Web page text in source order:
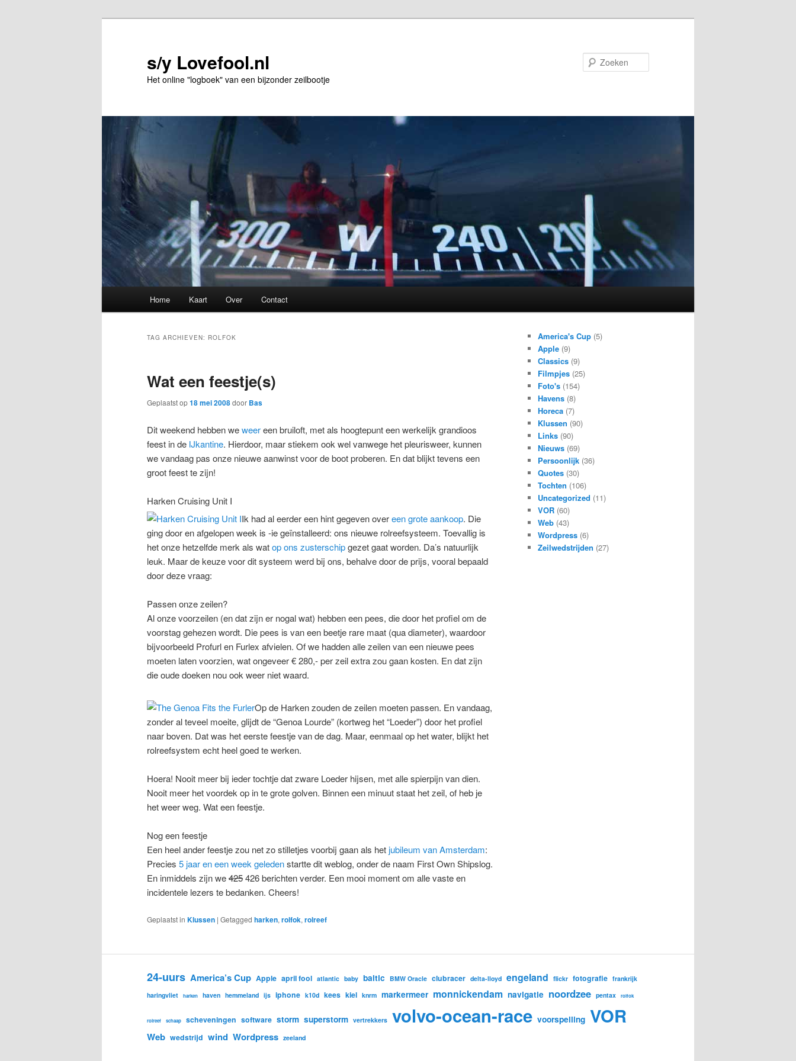
s/y Lovefool.nl
Het online "logboek" van een bijzonder zeilbootje
Home Kaart Over Contact
TAG ARCHIEVEN: ROLFOK
Wat een feestje(s)
Geplaatst op18 mei 2008door Bas
Dit weekend hebben weweereen bruiloft, met als hoogtepunt een werkelijk grandioos
feest in de IJkantine. Hierdoor, maar stiekem ook wel vanwege het pleurisweer, kunnen
we vandaag pas onze nieuwe aanwinst voor de boot proberen. En dat blijkt tevens een
groot feest te zijn!
Harken Cruising Unit I
Ik had al eerder een hint gegeven overeen grote aankoop. Die
ging door en afgelopen week is -ie geïnstalleerd: ons nieuwe rolreefsysteem. Toevallig is
het onze hetzelfde merk als watop ons zusterschipgezet gaat worden. Da’s natuurlijk
leuk. Maar de keuze voor dit systeem werd bij ons, behalve door de prijs, vooral bepaald
door deze vraag:
Passen onze zeilen?
Al onze voorzeilen (en dat zijn er nogal wat) hebben een pees, die door het profiel om de
voorstag gehezen wordt. Die pees is van een beetje rare maat (qua diameter), waardoor
bijvoorbeeld Profurl en Furlex afvielen. Of we hadden alle zeilen van een nieuwe pees
moeten laten voorzien, wat ongeveer € 280,- per zeil extra zou gaan kosten. En dat zijn
die oude doeken nou ook weer niet waard.
Op de Harken zouden de zeilen moeten passen. En vandaag,
zonder al teveel moeite, glijdt de “Genoa Lourde” (kortweg het “Loeder”) door het profiel
naar boven. Dat was het eerste feestje van de dag. Maar, eenmaal op het water, blijkt het
rolreefsystem echt heel goed te werken.
Hoera! Nooit meer bij ieder tochtje dat zware Loeder hijsen, met alle spierpijn van dien.
Nooit meer het voordek op in te grote golven. Binnen een minuut staat het zeil, of heb je
het weer weg. Wat een feestje.
Nog een feestje
Een heel ander feestje zou net zo stilletjes voorbij gaan als hetjubileum van Amsterdam:
Precies 5 jaar en een week geledenstartte dit weblog, onder de naam First Own Shipslog.
En inmiddels zijn we425426 berichten verder. Een mooi moment om alle vaste en
incidentele lezers te bedanken. Cheers!
Geplaatst in Klussen | Getagged harken, rolfok, rolreef
America's Cup (5)
Apple (9)
Classics (9)
Filmpjes (25)
Foto's (154)
Havens (8)
Horeca (7)
Klussen (90)
Links (90)
Nieuws (69)
Persoonlijk (36)
Quotes (30)
Tochten (106)
Uncategorized (11)
VOR (60)
Web (43)
Wordpress (6)
Zeilwedstrijden (27)
24-uurs America’s Cup Apple april fool atlantic baby baltic BMW Oracle clubracer delta-lloyd engeland flickr fotografie frankrijk
haringvliet
harken haven hemmeland ijs iphone k10d kees kiel knrm markermeer monnickendam navigatie noordzee pentax rolfok
rolreef schaap scheveningen software storm superstorm vertrekkers volvo-ocean-race voorspelling VOR
Web wedstrijd wind Wordpress zeeland